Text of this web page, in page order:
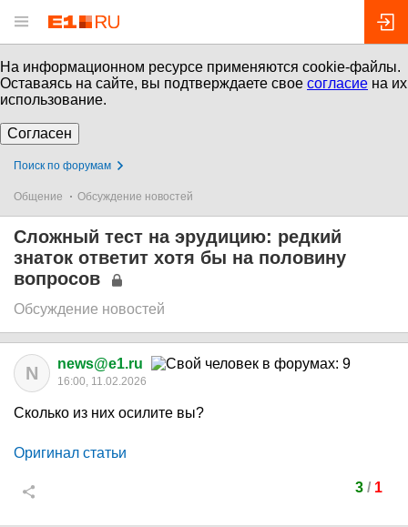
На информационном ресурсе применяются cookie-файлы.
Оставаясь на сайте, вы подтверждаете свое согласие на их
использование.
Согласен
Поиск по форумам
Общение Обсуждение новостей
Сложный тест на эрудицию: редкий
знаток ответит хотя бы на половину
вопросов
Обсуждение новостей
N news@e1.ru
16:00, 11.02.2026
Сколько из них осилите вы?
Оригинал статьи
3/ 1